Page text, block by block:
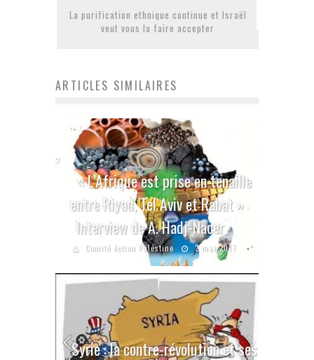
La purification ethnique continue et Israël
veut vous la faire accepter
ARTICLES SIMILAIRES
« L’Afrique est prise en tenaille
entre Riyad, Tel Aviv et Rabat »
Interview de A. Hadj-Nacer
Comité Action Palestine 2 mai 2017
Syrie : la contre-révolution et ses